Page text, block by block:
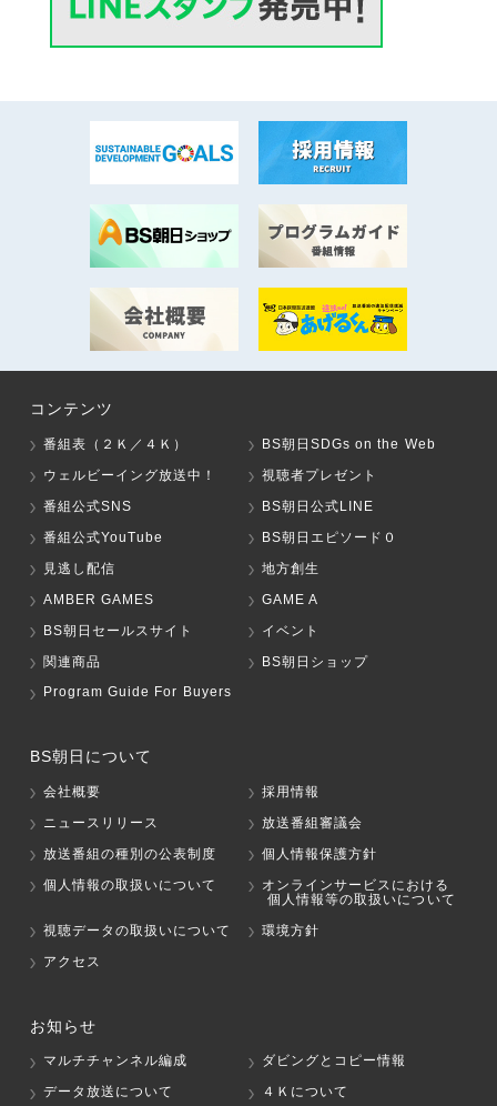
コンテンツ
番組表（２Ｋ／４Ｋ）
BS朝日SDGs on the Web
ウェルビーイング放送中！
視聴者プレゼント
番組公式SNS
BS朝日公式LINE
番組公式YouTube
BS朝日エピソード０
見逃し配信
地方創生
AMBER GAMES
GAME A
BS朝日セールスサイト
イベント
関連商品
BS朝日ショップ
Program Guide For Buyers
BS朝日について
会社概要
採用情報
ニュースリリース
放送番組審議会
放送番組の種別の公表制度
個人情報保護方針
個人情報の取扱いについて
オンラインサービスにおける
個人情報等の取扱いについて
視聴データの取扱いについて
環境方針
アクセス
お知らせ
マルチチャンネル編成
ダビングとコピー情報
データ放送について
４Ｋについて